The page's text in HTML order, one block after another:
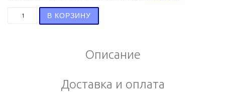
В КОРЗИНУ
Описание
Доставка и оплата